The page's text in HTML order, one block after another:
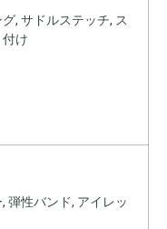
, サドルステッチ, ス
け
弾性バンド, アイレッ